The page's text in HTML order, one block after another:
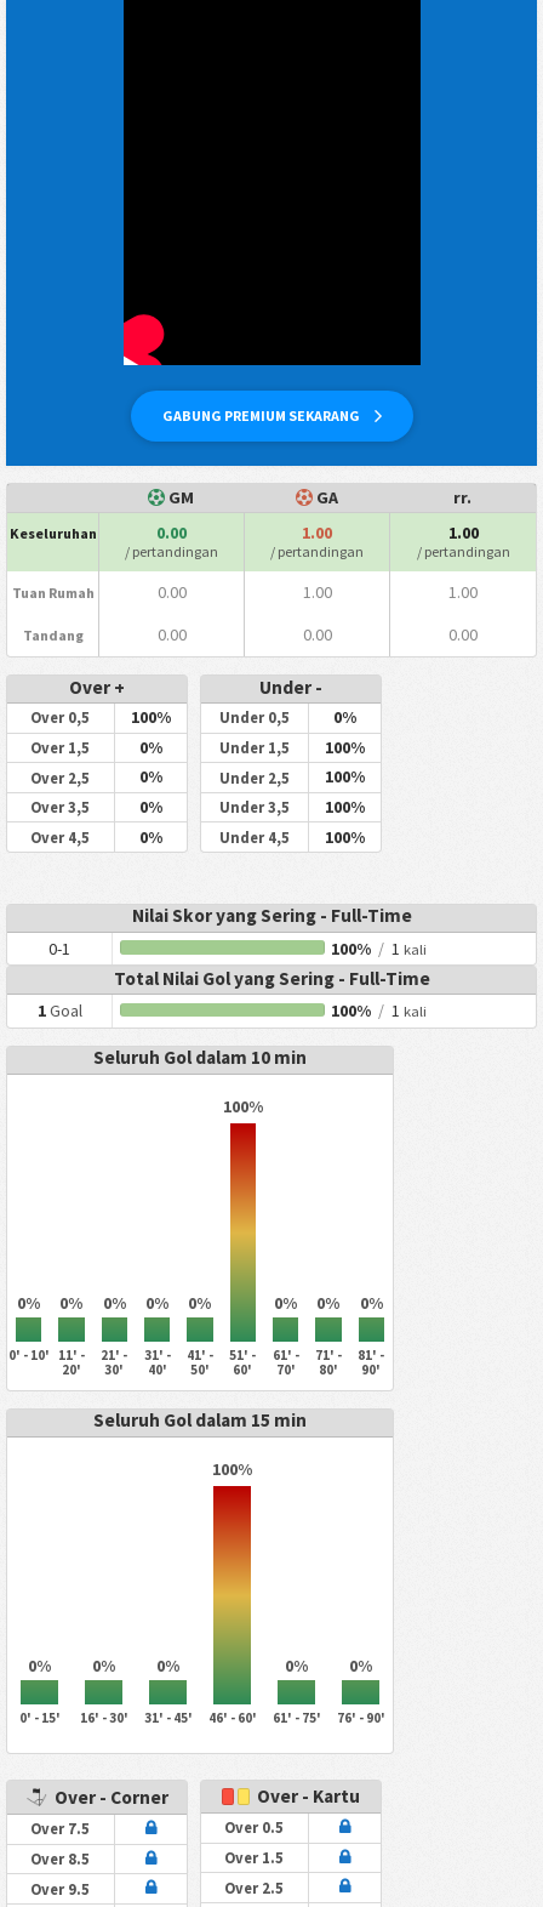
GABUNG PREMIUM SEKARANG
GM GA rr.
Keseluruhan 0.00
/ pertandingan
1.00
/ pertandingan
1.00
/ pertandingan
Tuan Rumah 0.00 1.00 1.00
Tandang 0.00 0.00 0.00
Over +
Over 0,5 100%
Over 1,5 0%
Over 2,5 0%
Over 3,5 0%
Over 4,5 0%
Under -
Under 0,5 0%
Under 1,5 100%
Under 2,5 100%
Under 3,5 100%
Under 4,5 100%
Nilai Skor yang Sering - Full-Time
0-1 100% / 1 kali
Total Nilai Gol yang Sering - Full-Time
1Goal 100% / 1 kali
Seluruh Gol dalam 10 min
0% 0% 0% 0% 0%
100%
0% 0% 0%
0' - 10'
11' -
20'
21' -
30'
31' -
40'
41' -
50'
51' -
60'
61' -
70'
71' -
80'
81' -
90'
Seluruh Gol dalam 15 min
0% 0% 0%
100%
0% 0%
0' - 15' 16' - 30' 31' - 45' 46' - 60' 61' - 75' 76' - 90'
Over - Corner
Over 7.5
Over 8.5
Over 9.5
Over - Kartu
Over 0.5
Over 1.5
Over 2.5